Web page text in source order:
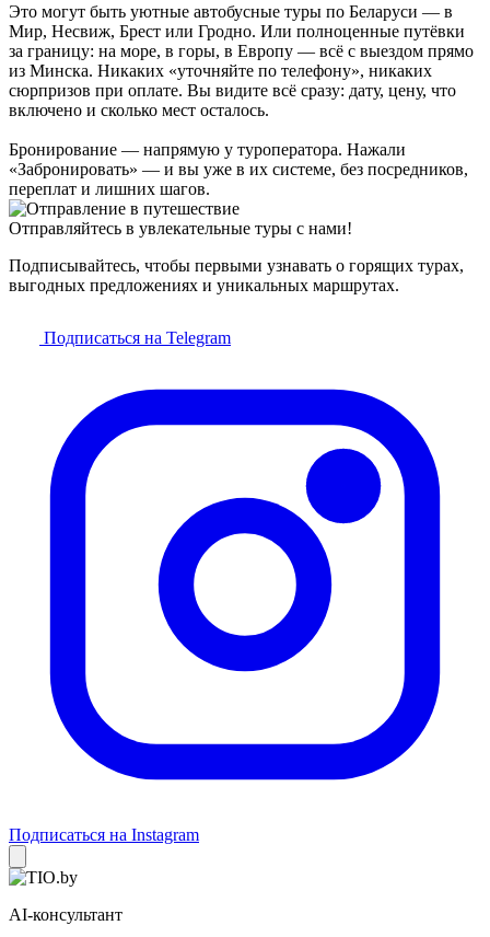
Это могут быть уютные автобусные туры по Беларуси — в
Мир, Несвиж, Брест или Гродно. Или полноценные путёвки
за границу: на море, в горы, в Европу — всё с выездом прямо
из Минска. Никаких «уточняйте по телефону», никаких
сюрпризов при оплате. Вы видите всё сразу: дату, цену, что
включено и сколько мест осталось.
Бронирование — напрямую у туроператора. Нажали
«Забронировать» — и вы уже в их системе, без посредников,
переплат и лишних шагов.
Отправляйтесь в увлекательные туры с нами!
Подписывайтесь, чтобы первыми узнавать о горящих турах,
выгодных предложениях и уникальных маршрутах.
Подписаться на Telegram
Подписаться на Instagram
AI-консультант